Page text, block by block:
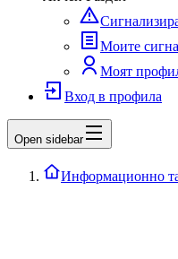
Моите
Моят
Вход в профила
Open sidebar
Информационно